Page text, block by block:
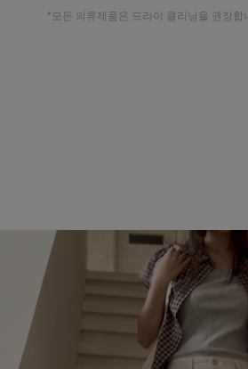
*모든 의류제품은 드라이 클리닝을 권장